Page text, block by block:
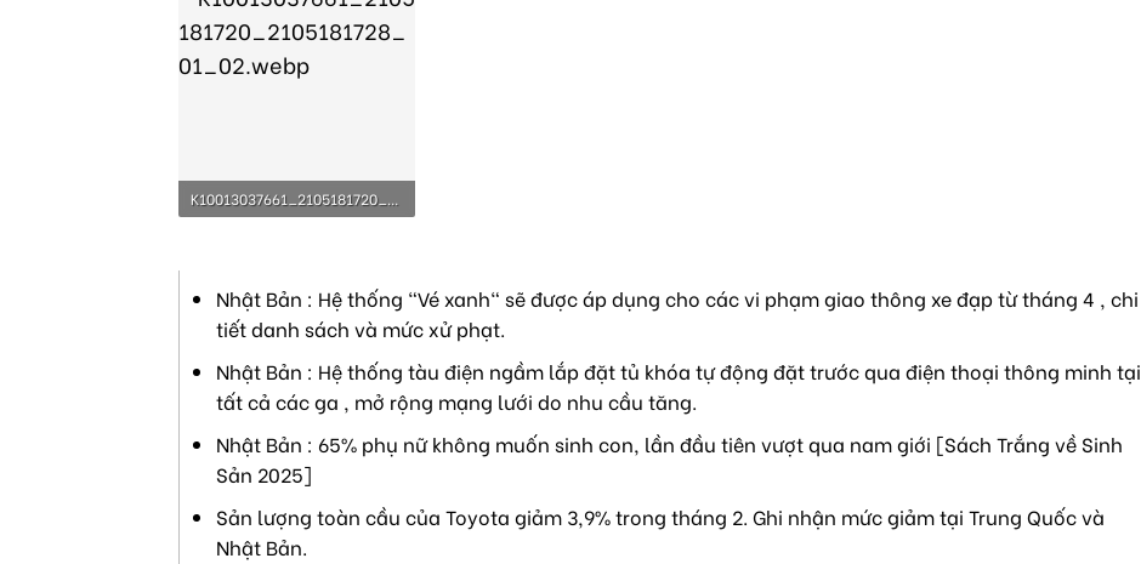
K10013037661_2105181720_2105181728_01_02.webp
Nhật Bản : Hệ thống "Vé xanh" sẽ được áp dụng cho các vi phạm giao thông xe đạp từ tháng 4 , chi
tiết danh sách và mức xử phạt.
Nhật Bản : Hệ thống tàu điện ngầm lắp đặt tủ khóa tự động đặt trước qua điện thoại thông minh tại
tất cả các ga , mở rộng mạng lưới do nhu cầu tăng.
Nhật Bản : 65% phụ nữ không muốn sinh con, lần đầu tiên vượt qua nam giới [Sách Trắng về Sinh
Sản 2025]
Sản lượng toàn cầu của Toyota giảm 3,9% trong tháng 2. Ghi nhận mức giảm tại Trung Quốc và
Nhật Bản.